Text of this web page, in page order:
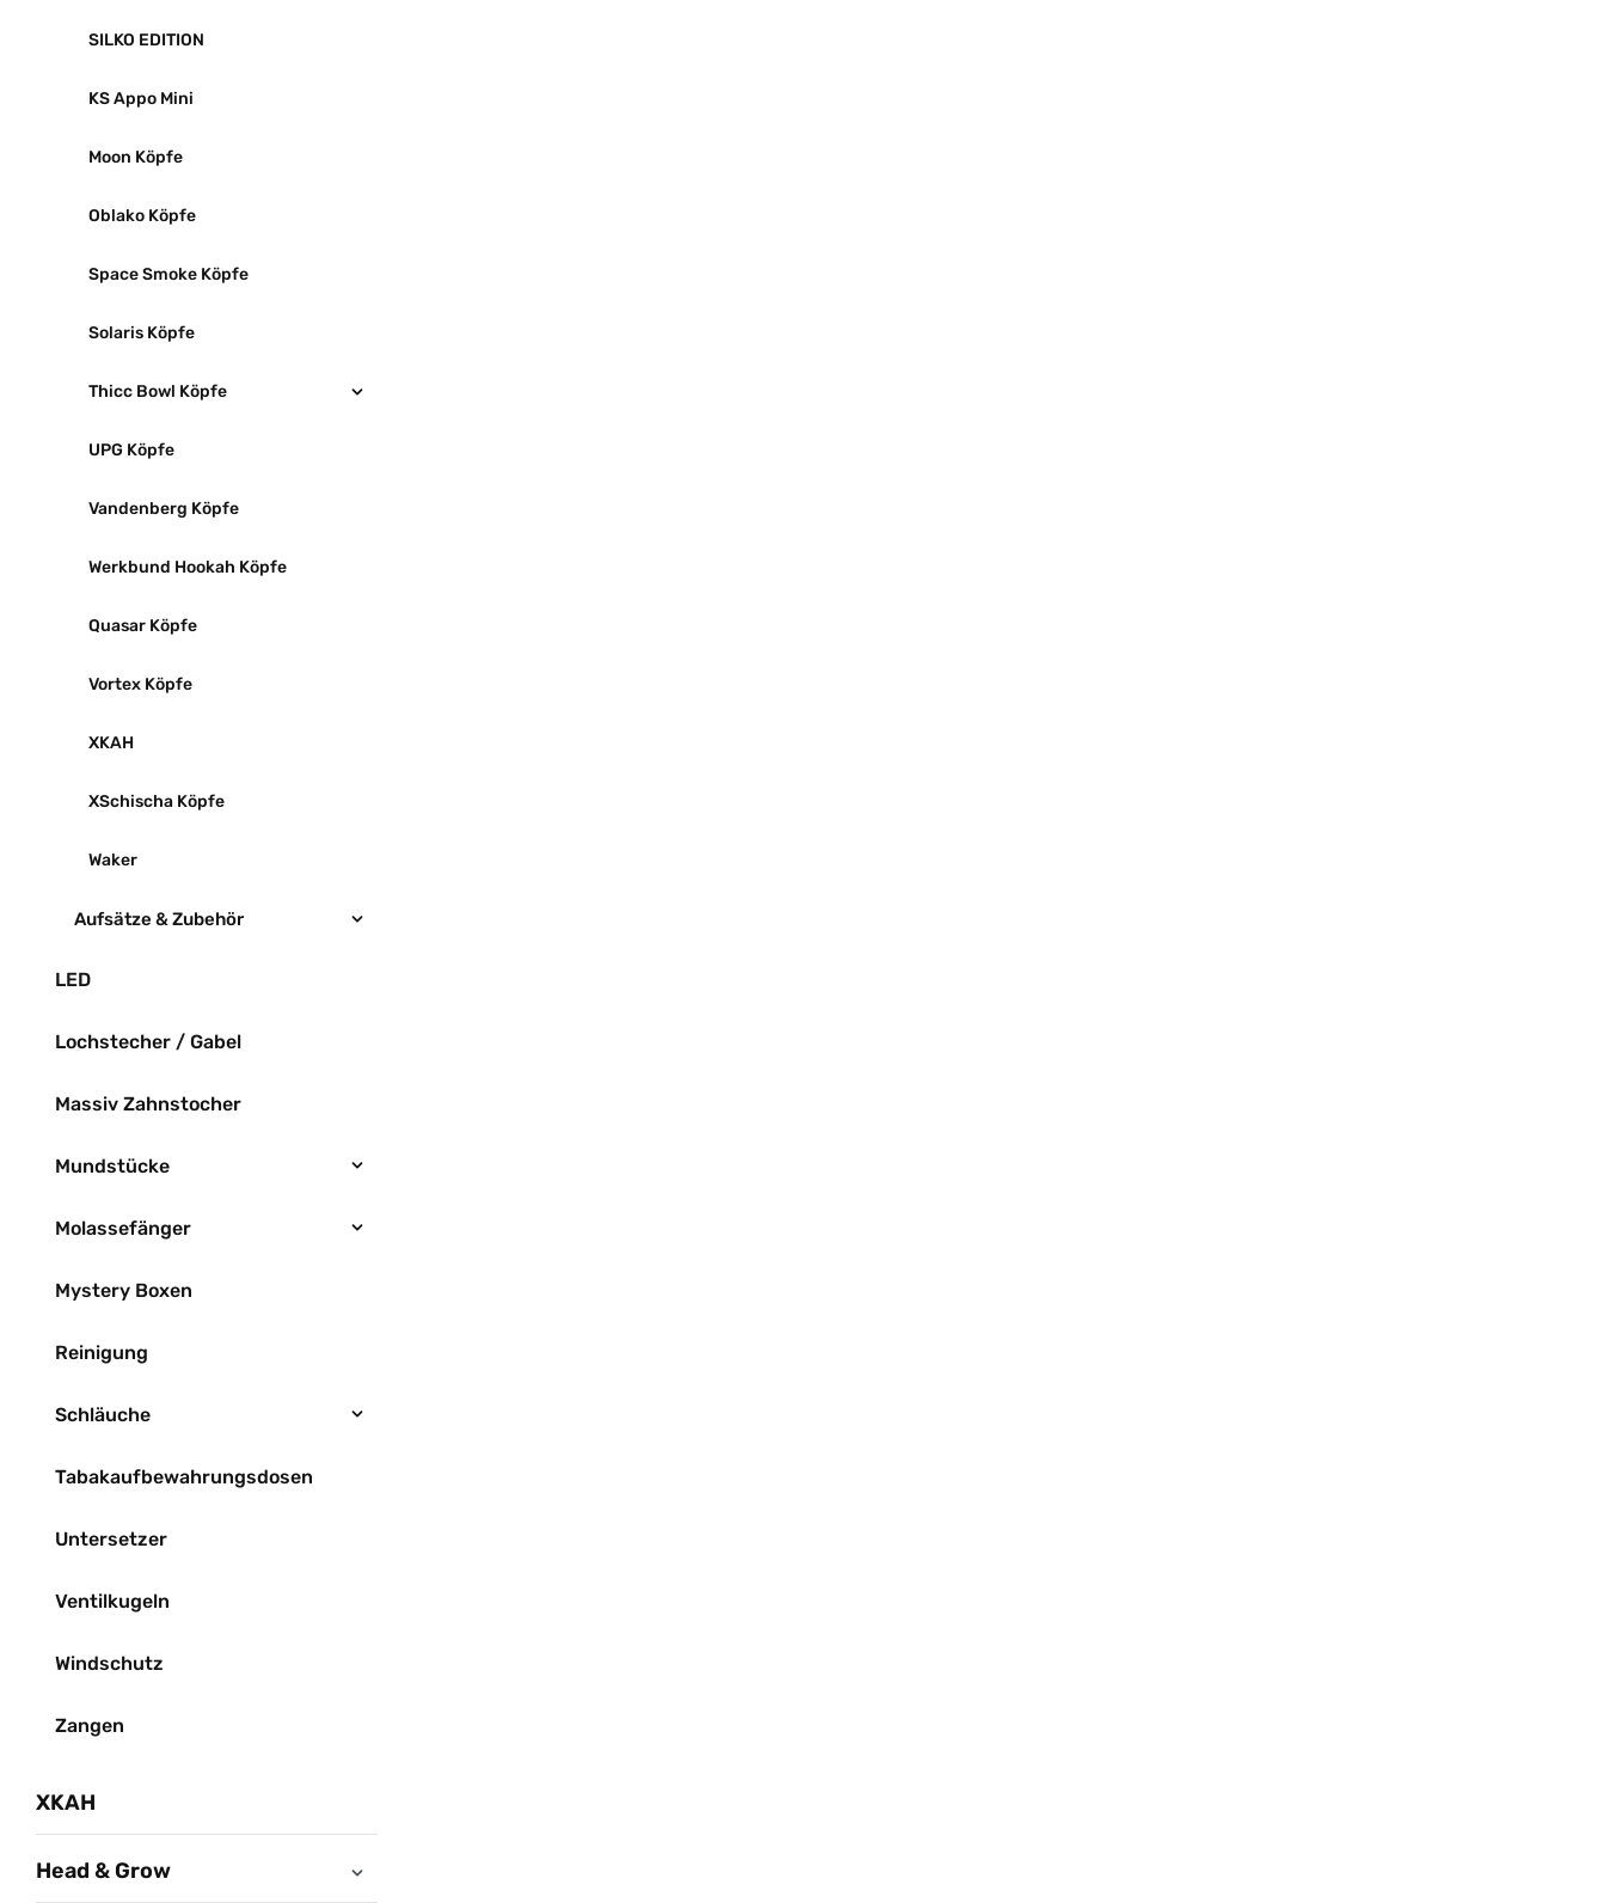
SILKO EDITION
KS Appo Mini
Moon Köpfe
Oblako Köpfe
Space Smoke Köpfe
Solaris Köpfe
Thicc Bowl Köpfe
UPG Köpfe
Vandenberg Köpfe
Werkbund Hookah Köpfe
Quasar Köpfe
Vortex Köpfe
XKAH
XSchischa Köpfe
Waker
Aufsätze & Zubehör
LED
Lochstecher / Gabel
Massiv Zahnstocher
Mundstücke
Molassefänger
Mystery Boxen
Reinigung
Schläuche
Tabakaufbewahrungsdosen
Untersetzer
Ventilkugeln
Windschutz
Zangen
XKAH
Head & Grow